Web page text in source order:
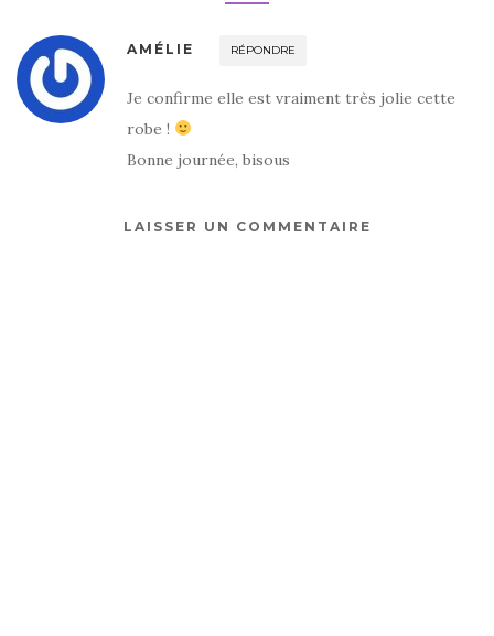
AMÉLIE RÉPONDRE
Je confirme elle est vraiment très jolie cette
robe !
Bonne journée, bisous
LAISSER UN COMMENTAIRE